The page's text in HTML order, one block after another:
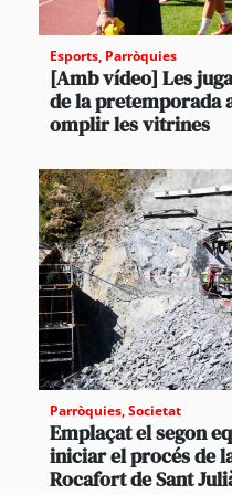
Esports, Parròquies
[Amb vídeo] Les
de la pretemporada
omplir les vitrines
Parròquies,Societat
Emplaçat el segon
iniciar el procés de
Rocafort de Sant